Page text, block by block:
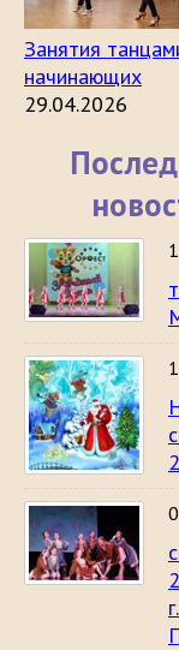
Занятия
начинающих
29.04.2026